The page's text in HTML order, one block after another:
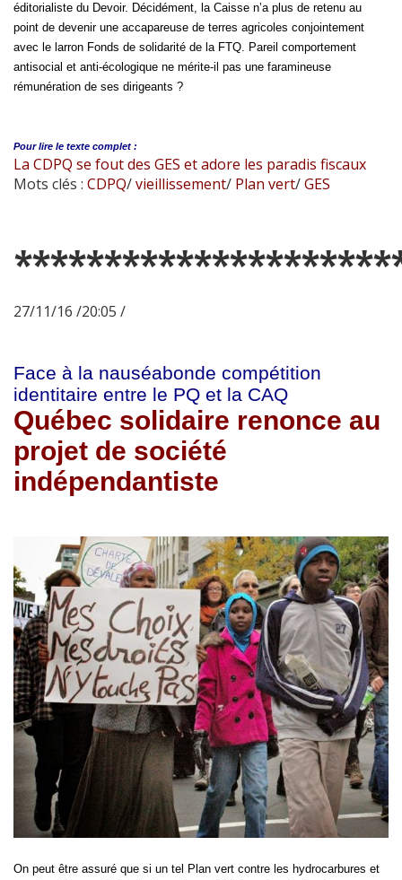
éditorialiste du Devoir. Décidément, la Caisse n’a plus de retenu au
point de devenir une accapareuse de terres agricoles conjointement
avec le larron Fonds de solidarité de la FTQ. Pareil comportement
antisocial et anti-écologique ne mérite-il pas une faramineuse
rémunération de ses dirigeants ?
Pour lire le texte complet :
La CDPQ se fout des GES et adore les paradis fiscaux
Mots clés : CDPQ/vieillissement/ Plan vert/GES
27/11/16 /20:05 /
Face à la nauséabonde compétition
identitaire entre le PQ et la CAQ
Québec solidaire renonce au
projet de société
indépendantiste
On peut être assuré que si un tel Plan vert contre les hydrocarbures et